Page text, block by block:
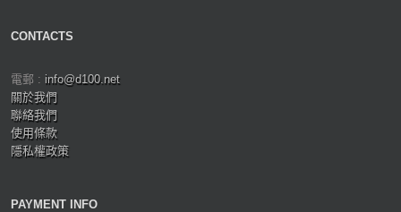
CONTACTS
電郵 : info@d100.net
關於我們
聯絡我們
使用條款
隱私權政策
PAYMENT INFO